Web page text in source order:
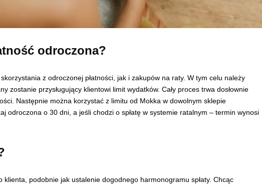
odroczona?
z odroczonej płatności, jak i zakupów na raty. W tym celu należy
zostanie przysługujący klientowi limit wydatków. Cały proces trwa dosłownie
Następnie można korzystać z limitu od Mokka w dowolnym sklepie
odroczona o 30 dni, a jeśli chodzi o spłatę w systemie ratalnym – termin wynosi
klienta, podobnie jak ustalenie dogodnego harmonogramu spłaty. Chcąc